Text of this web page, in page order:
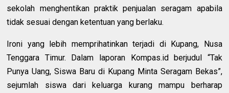
sekolah menghentikan praktik penjualan seragam apabila
tidak sesuai dengan ketentuan yang berlaku.
Ironi yang lebih memprihatinkan terjadi di Kupang, Nusa
Tenggara Timur. Dalam laporan Kompas.id berjudul “Tak
Punya Uang, Siswa Baru di Kupang Minta Seragam Bekas”,
sejumlah siswa dari keluarga kurang mampu berharap